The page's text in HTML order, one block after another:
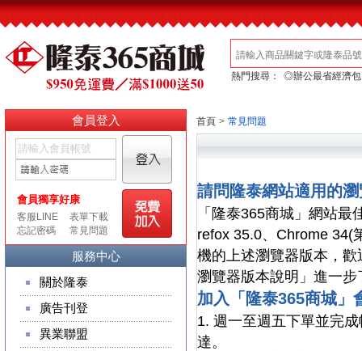
熱門搜尋： ◎辦公最省經濟包
會員登入
服務中心
關於隆泰
廣告刊登
異業聯盟
首頁 > 常見問題
請問隆泰網站適用的
「隆泰365商城」網站
refox 35.0、Chrome 34(
機的上述瀏覽器版本，
瀏覽器版本說明」進一步
加入「隆泰365商城」
1. 週一至週五下單並完
達。